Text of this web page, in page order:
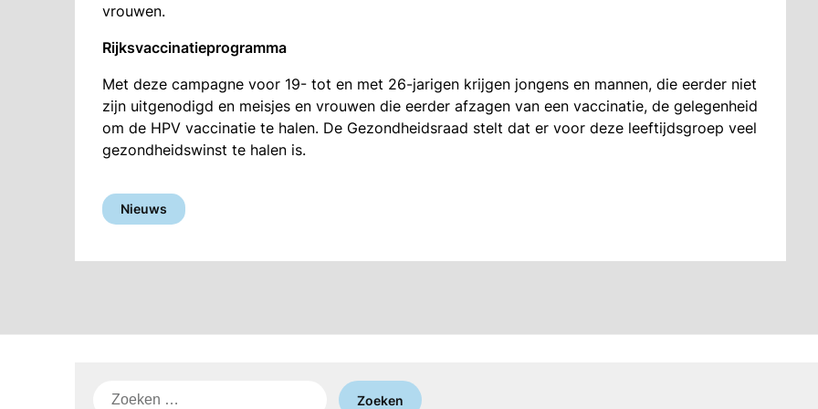
vrouwen.
Rijksvaccinatieprogramma
Met deze campagne voor 19- tot en met 26-jarigen krijgen jongens en mannen, die eerder niet
zijn uitgenodigd en meisjes en vrouwen die eerder afzagen van een vaccinatie, de gelegenheid
om de HPV vaccinatie te halen. De Gezondheidsraad stelt dat er voor deze leeftijdsgroep veel
gezondheidswinst te halen is.
Nieuws
Zoeken